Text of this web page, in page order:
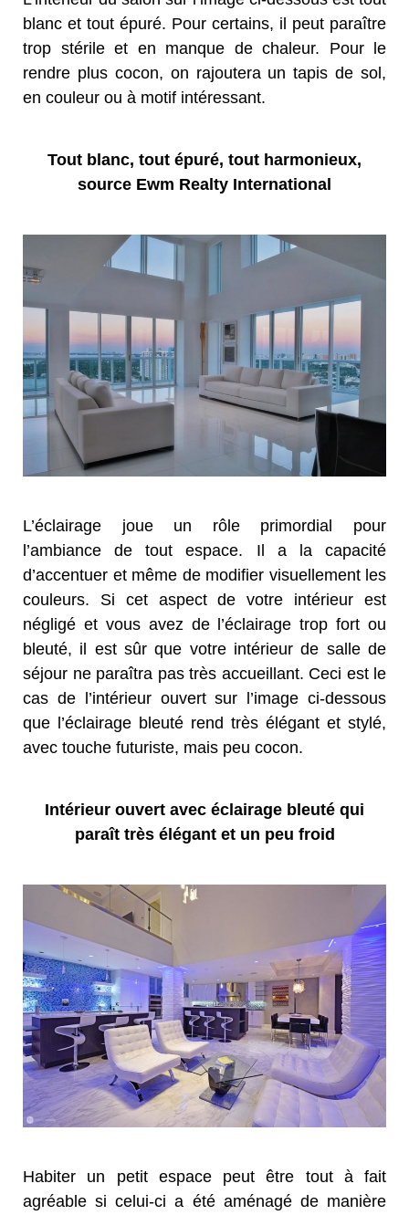
blanc et tout épuré. Pour certains, il peut paraître
trop stérile et en manque de chaleur. Pour le
rendre plus cocon, on rajoutera un tapis de sol,
en couleur ou à motif intéressant.
Tout blanc, tout épuré, tout harmonieux,
source Ewm Realty International
L’éclairage joue un rôle primordial pour
l’ambiance de tout espace. Il a la capacité
d’accentuer et même de modifier visuellement les
couleurs. Si cet aspect de votre intérieur est
négligé et vous avez de l’éclairage trop fort ou
bleuté, il est sûr que votre intérieur de salle de
séjour ne paraîtra pas très accueillant. Ceci est le
cas de l’intérieur ouvert sur l’image ci-dessous
que l’éclairage bleuté rend très élégant et stylé,
avec touche futuriste, mais peu cocon.
Intérieur ouvert avec éclairage bleuté qui
paraît très élégant et un peu froid
Habiter un petit espace peut être tout à fait
agréable si celui-ci a été aménagé de manière